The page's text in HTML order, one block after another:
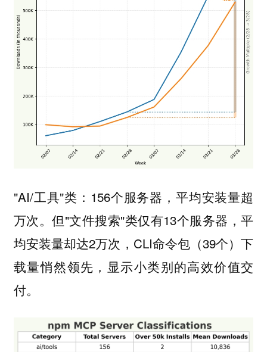
"AI/工具"类：156个服务器，平均安装量超
万次。但"文件搜索"类仅有13个服务器，平
均安装量却达2万次，CLI命令包（39个）下
载量悄然领先，显示小类别的高效价值交
付。